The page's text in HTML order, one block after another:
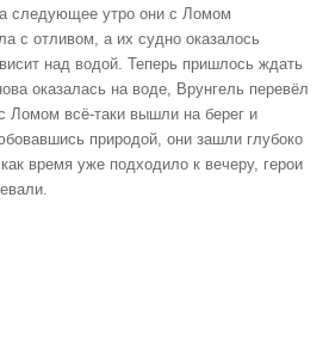
следующее утро они с Ломом
с отливом, а их судно оказалось
над водой. Теперь пришлось ждать
оказалась на воде, Врунгель перевёл
Ломом всё-таки вышли на берег и
природой, они зашли глубоко
время уже подходило к вечеру, герои